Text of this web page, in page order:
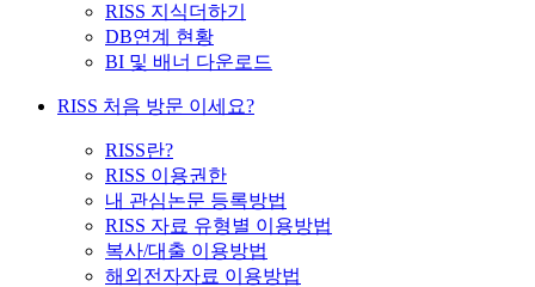
RISS 지식더하기
DB연계 현황
BI 및 배너 다운로드
RISS 처음 방문 이세요?
RISS란?
RISS 이용권한
내 관심논문 등록방법
RISS 자료 유형별 이용방법
복사/대출 이용방법
해외전자자료 이용방법